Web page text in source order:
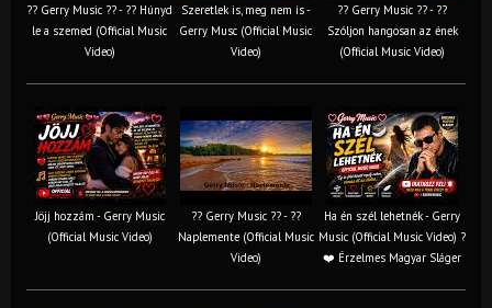
?? Gerry Music ?? - ?? Húnyd
le a szemed (Official Music
Video)
Szeretlek is, meg nem is -
Gerry Musc (Official Music
Video)
?? Gerry Music ?? - ??
Szóljon hangosan az ének
(Official Music Video)
Jöjj hozzám - Gerry Music
(Official Music Video)
?? Gerry Music ?? - ??
Naplemente (Official Music
Video)
Ha én szél lehetnék - Gerry
Music (Official Music Video) ?️
❤️ Érzelmes Magyar Sláger